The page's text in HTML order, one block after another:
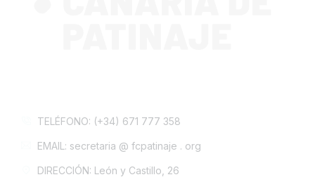
TELÉFONO: (+34) 671 777 358
EMAIL: secretaria @ fcpatinaje . org
DIRECCIÓN: León y Castillo, 26